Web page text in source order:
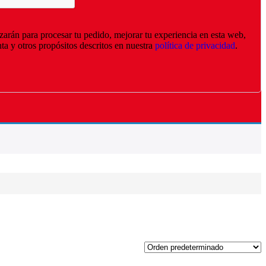
para procesar tu pedido, mejorar tu experiencia en esta web,
y otros propósitos descritos en nuestra política de privacidad.